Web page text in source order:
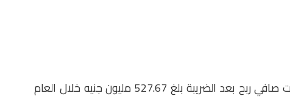
​وأوضحت القوائم المالية للشركة اليوم الأحد، أنها سجلت صافي ربح بعد الضريبة بلغ 527.67 مليون جنيه خلال العام